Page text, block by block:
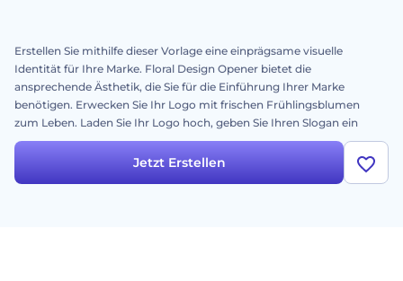
Erstellen Sie mithilfe dieser Vorlage eine einprägsame visuelle
Identität für Ihre Marke. Floral Design Opener bietet die
ansprechende Ästhetik, die Sie für die Einführung Ihrer Marke
benötigen. Erwecken Sie Ihr Logo mit frischen Frühlingsblumen
zum Leben. Laden Sie Ihr Logo hoch, geben Sie Ihren Slogan ein
und warten Sie ein paar Minuten, bis Ihre professionelleLogo-
bewundernswert erscheint. Perfekt für
Blumendesignstudios, Werbeaktionen für Blumenläden,
Jetzt Erstellen